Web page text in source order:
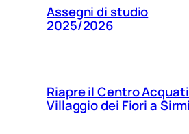
Assegni di studio
2025/2026
Riapre il Centro
Villaggio dei Fiori a